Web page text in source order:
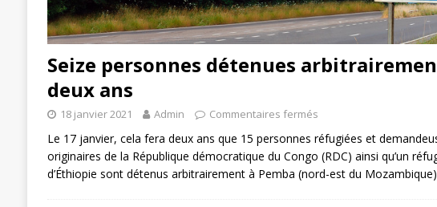
Seize personnes détenues
deux ans
18 janvier 2021 Admin Commentaires fermés
Le 17 janvier, cela fera deux ans que 15 personnes réfugiées et
originaires de la République démocratique du Congo (RDC) ainsi qu’un
d’Éthiopie sont détenus arbitrairement à Pemba (nord-est du Mozambique)